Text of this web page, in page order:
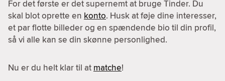
For det første er det supernemt at bruge Tinder. Du
skal blot oprette en konto. Husk at føje dine interesser,
et par flotte billeder og en spændende bio til din profil,
så vi alle kan se din skønne personlighed.
Nu er du helt klar til at matche!